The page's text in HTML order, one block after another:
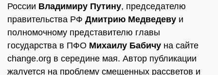
России Владимиру Путину, председателю
правительства РФ Дмитрию Медведеву и
полномочному представителю главы
государства в ПФО Михаилу Бабичу на сайте
change.org в середине мая. Автор публикации
жалуется на проблему смещенных рассветов и